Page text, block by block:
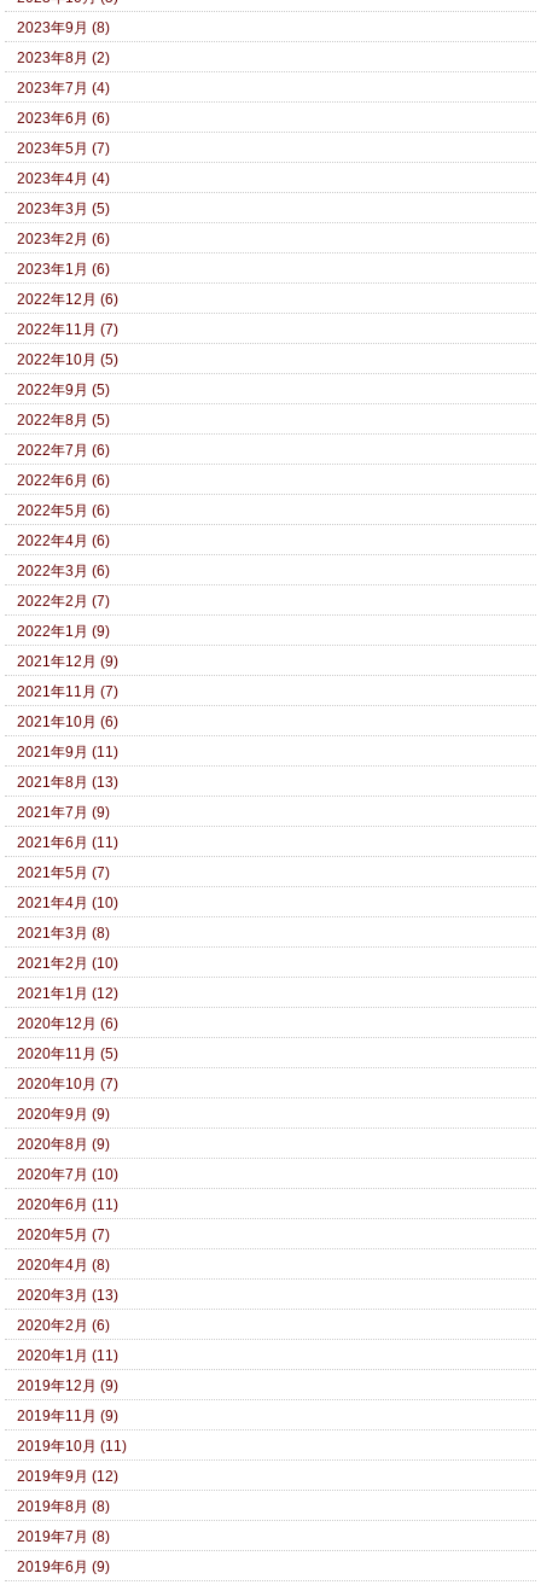
2023年9月 (8)
2023年8月 (2)
2023年7月 (4)
2023年6月 (6)
2023年5月 (7)
2023年4月 (4)
2023年3月 (5)
2023年2月 (6)
2023年1月 (6)
2022年12月 (6)
2022年11月 (7)
2022年10月 (5)
2022年9月 (5)
2022年8月 (5)
2022年7月 (6)
2022年6月 (6)
2022年5月 (6)
2022年4月 (6)
2022年3月 (6)
2022年2月 (7)
2022年1月 (9)
2021年12月 (9)
2021年11月 (7)
2021年10月 (6)
2021年9月 (11)
2021年8月 (13)
2021年7月 (9)
2021年6月 (11)
2021年5月 (7)
2021年4月 (10)
2021年3月 (8)
2021年2月 (10)
2021年1月 (12)
2020年12月 (6)
2020年11月 (5)
2020年10月 (7)
2020年9月 (9)
2020年8月 (9)
2020年7月 (10)
2020年6月 (11)
2020年5月 (7)
2020年4月 (8)
2020年3月 (13)
2020年2月 (6)
2020年1月 (11)
2019年12月 (9)
2019年11月 (9)
2019年10月 (11)
2019年9月 (12)
2019年8月 (8)
2019年7月 (8)
2019年6月 (9)